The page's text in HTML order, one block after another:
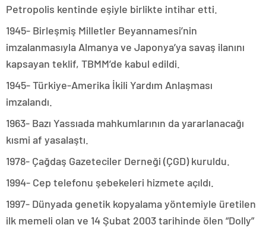
Petropolis kentinde eşiyle birlikte intihar etti.
1945- Birleşmiş Milletler Beyannamesi’nin
imzalanmasıyla Almanya ve Japonya’ya savaş ilanını
kapsayan teklif, TBMM’de kabul edildi.
1945- Türkiye-Amerika İkili Yardım Anlaşması
imzalandı.
1963- Bazı Yassıada mahkumlarının da yararlanacağı
kısmi af yasalaştı.
1978- Çağdaş Gazeteciler Derneği (ÇGD) kuruldu.
1994- Cep telefonu şebekeleri hizmete açıldı.
1997- Dünyada genetik kopyalama yöntemiyle üretilen
ilk memeli olan ve 14 Şubat 2003 tarihinde ölen “Dolly”